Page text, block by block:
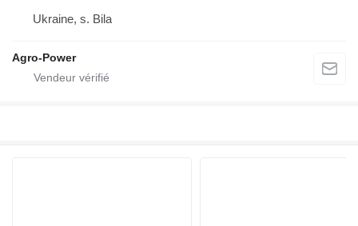
Ukraine, s. Bila
Agro-Power